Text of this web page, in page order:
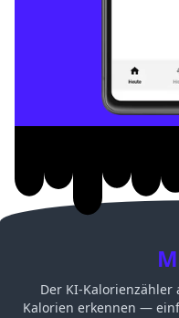
Der KI-Kalorienzähler
Kalorien erkennen —